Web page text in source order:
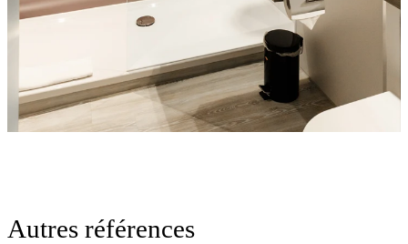
Autres références